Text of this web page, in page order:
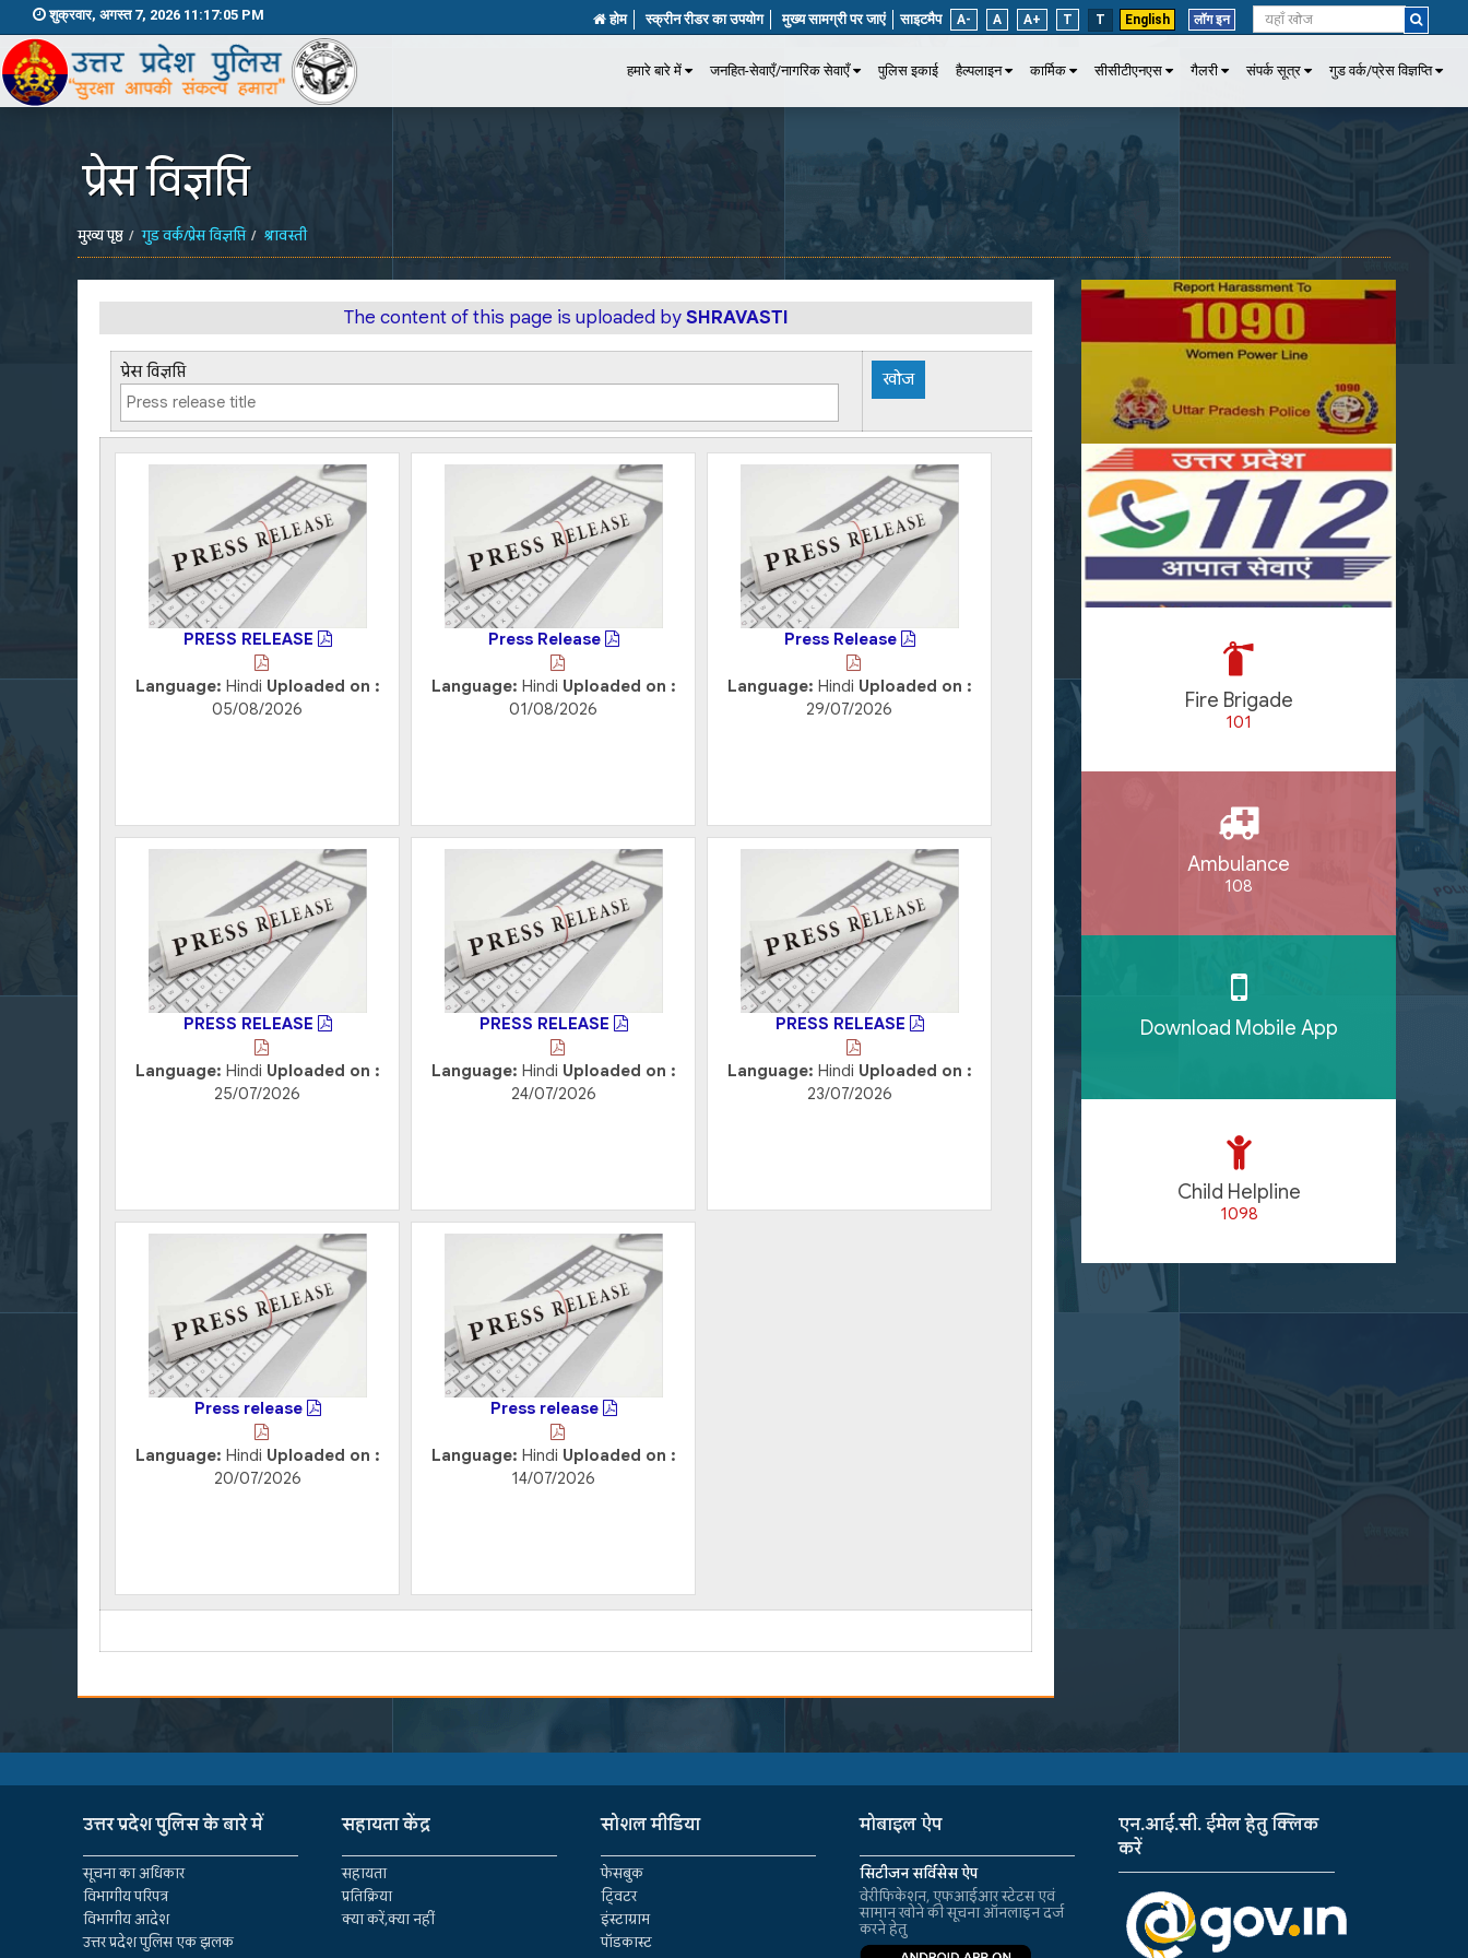
शुक्रवार, अगस्त 7, 2026 11:17:05 PM होम स्क्रीन रीडर का उपयोग मुख्य सामग्री पर जाएं साइटमैप A- A A+ T T English लॉग इन
हमारे बारे में जनहित-सेवाएँ/नागरिक सेवाएँ पुलिस इकाई हैल्पलाइन कार्मिक सीसीटीएनएस गैलरी संपर्क सूत्र गुड वर्क/प्रेस विज्ञप्ति
प्रेस विज्ञप्ति
मुख्य पृष्ठ गुड वर्क/प्रेस विज्ञप्ति श्रावस्ती
The content of this page is uploaded bySHRAVASTI
प्रेस विज्ञप्ति
PRESS RELEASE
Language: Hindi Uploaded on :
05/08/2026
Press Release
Language: Hindi Uploaded on :
01/08/2026
Press Release
Language: Hindi Uploaded on :
29/07/2026
PRESS RELEASE
Language: Hindi Uploaded on :
25/07/2026
PRESS RELEASE
Language: Hindi Uploaded on :
24/07/2026
PRESS RELEASE
Language: Hindi Uploaded on :
23/07/2026
Press release
Language: Hindi Uploaded on :
20/07/2026
Press release
Language: Hindi Uploaded on :
14/07/2026
Fire Brigade
101
Ambulance
108
Download Mobile App
Child Helpline
1098
उत्तर प्रदेश पुलिस के बारे में
सूचना का अधिकार
विभागीय परिपत्र
विभागीय आदेश
उत्तर प्रदेश पुलिस एक झलक
सहायता केंद्र
सहायता
प्रतिक्रिया
क्या करें,क्या नहीं
सोशल मीडिया
फेसबुक
ट्विटर
इंस्टाग्राम
पॉडकास्ट
मोबाइल ऐप
सिटीजन सर्विसेस ऐप
वेरीफिकेशन, एफआईआर स्टेटस एवं
सामान खोने की सूचना ऑनलाइन दर्ज
करने हेतु
एन.आई.सी. ईमेल हेतु क्लिक
करें